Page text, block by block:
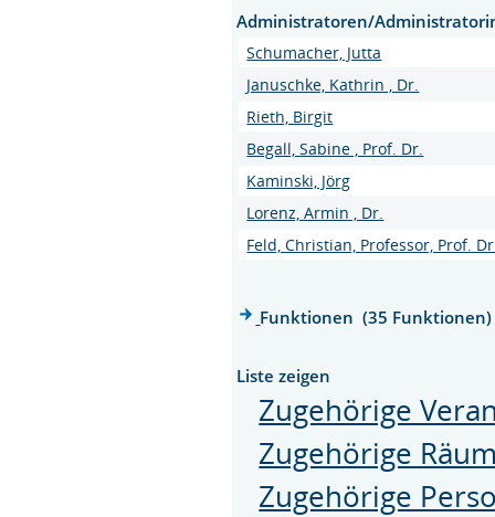
Administratoren/
Schumacher, Jutta
Januschke, Kathrin , Dr.
Rieth, Birgit
Begall, Sabine , Prof. Dr.
Kaminski, Jörg
Lorenz, Armin , Dr.
Feld, Christian, Professor, Prof.
Funktionen (35 Funktionen)
Liste zeigen
Zugehörige
Zugehörige
Zugehörige